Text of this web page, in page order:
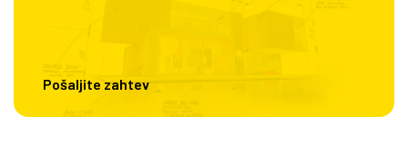
Pošaljite zahtev